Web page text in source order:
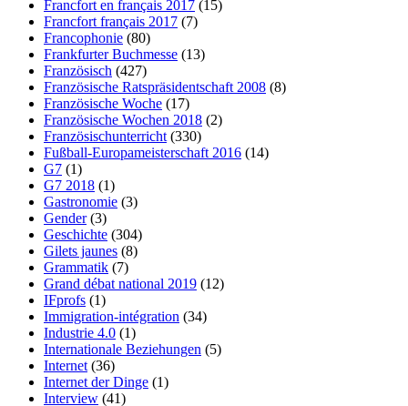
Francfort en français 2017 (15)
Francfort français 2017 (7)
Francophonie (80)
Frankfurter Buchmesse (13)
Französisch (427)
Französische Ratspräsidentschaft 2008 (8)
Französische Woche (17)
Französische Wochen 2018 (2)
Französischunterricht (330)
Fußball-Europameisterschaft 2016 (14)
G7 (1)
G7 2018 (1)
Gastronomie (3)
Gender(3)
Geschichte (304)
Gilets jaunes (8)
Grammatik (7)
Grand débat national 2019 (12)
IFprofs (1)
Immigration-intégration (34)
Industrie 4.0 (1)
Internationale Beziehungen (5)
Internet (36)
Internet der Dinge (1)
Interview (41)